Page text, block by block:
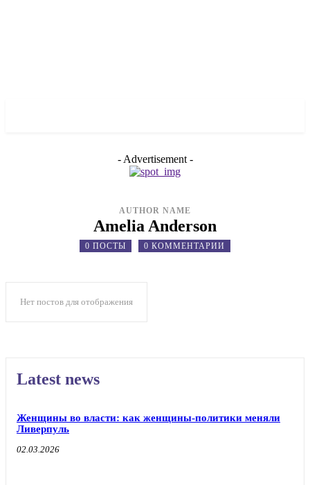
- Advertisement -
AUTHOR NAME
Amelia Anderson
0 ПОСТЫ 0 КОММЕНТАРИИ
Нет постов для отображения
Latest news
Женщины во власти: как женщины-политики меняли
Ливерпуль
02.03.2026